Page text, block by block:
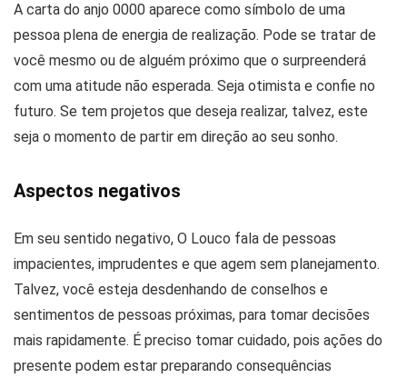
A carta do anjo 0000 aparece como símbolo de uma
pessoa plena de energia de realização. Pode se tratar de
você mesmo ou de alguém próximo que o surpreenderá
com uma atitude não esperada. Seja otimista e confie no
futuro. Se tem projetos que deseja realizar, talvez, este
seja o momento de partir em direção ao seu sonho.
Aspectos negativos
Em seu sentido negativo, O Louco fala de pessoas
impacientes, imprudentes e que agem sem planejamento.
Talvez, você esteja desdenhando de conselhos e
sentimentos de pessoas próximas, para tomar decisões
mais rapidamente. É preciso tomar cuidado, pois ações do
presente podem estar preparando consequências